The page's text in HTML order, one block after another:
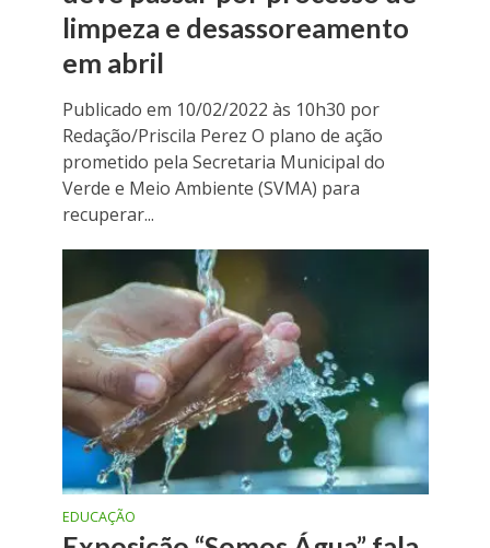
limpeza e desassoreamento
em abril
Publicado em 10/02/2022 às 10h30 por
Redação/Priscila Perez O plano de ação
prometido pela Secretaria Municipal do
Verde e Meio Ambiente (SVMA) para
recuperar...
EDUCAÇÃO